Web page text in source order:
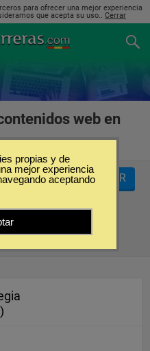
para ofrecer una mejor experiencia
que acepta su uso.. Cerrar
web en
FILTRAR
propias y de
mejor experiencia
aceptando